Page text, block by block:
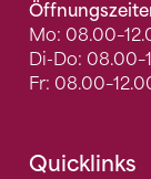
Mo:
Di-Do:
Fr:
Quicklinks